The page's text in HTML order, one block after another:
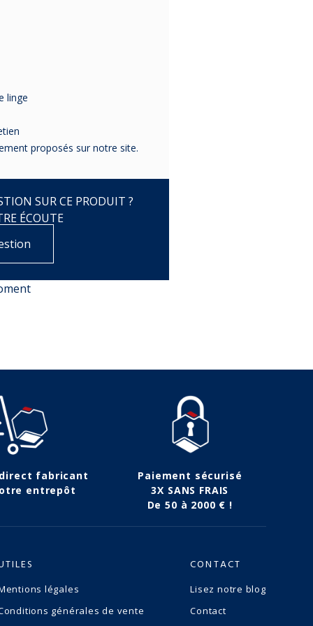
linge
proposés sur notre site.
SUR CE PRODUIT ?
ÉCOUTE
fabricant
entrepôt
Paiement sécurisé
3X SANS FRAIS
De 50 à 2000 € !
légales
générales de vente
CONTACT
Lisez notre blog
Contact